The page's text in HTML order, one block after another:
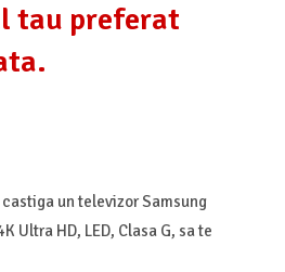
tau preferat
un televizor Samsung
Ultra HD, LED, Clasa G, sa te